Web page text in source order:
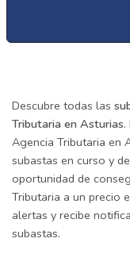
Descubre todas las
Tributaria en Asturias
Agencia Tributaria en
subastas en curso y
oportunidad de
Tributaria a un precio
alertas y recibe
subastas.